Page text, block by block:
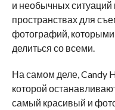
и необычных
пространствах для
фотографий,
делиться со всеми.
На самом деле, Candy
которой
самый красивый и